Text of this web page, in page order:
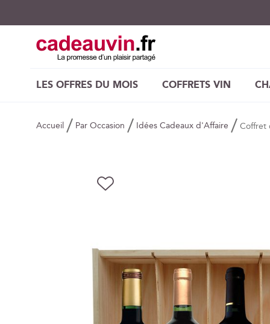
LES OFFRES DU MOIS COFFRETS VIN
Accueil Par Occasion Idées Cadeaux d'Affaire Coffret